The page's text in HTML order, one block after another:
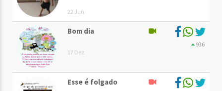
22 Jun
Bom dia
17 Dez
936
Esse é folgado